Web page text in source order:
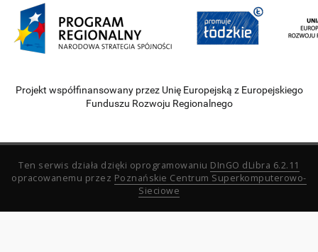
Projekt współfinansowany przez Unię Europejską z Europejskiego
Funduszu Rozwoju Regionalnego
Ten serwis działa dzięki oprogramowaniu DInGO dLibra 6.2.11
opracowanemu przez Poznańskie Centrum Superkomputerowo-
Sieciowe